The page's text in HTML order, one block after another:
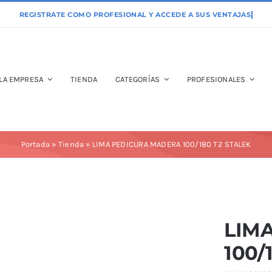
LA EMPRESA TIENDA CATEGORÍAS PROFESIONALES
Portada » Tienda » LIMA PEDICURA MADERA 100/180 T2 STALEK
100/